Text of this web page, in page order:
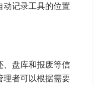
动记录工具的位置
、盘库和报废等信
理者可以根据需要